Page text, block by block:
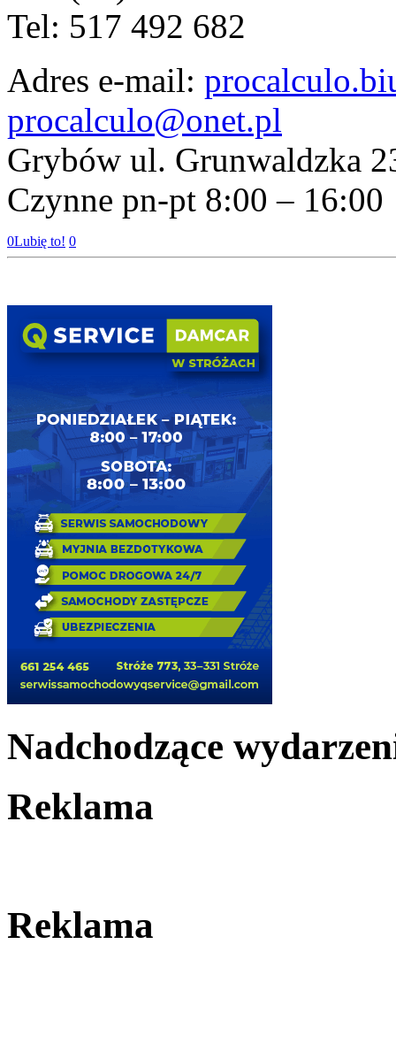
Tel: 517 492 682
Adres e-mail:
procalculo@onet.pl
Grybów ul. Grunwaldzka
Czynne pn-pt 8:00 – 16:00
0Lubię to! 0
Nadchodzące
Reklama
Reklama